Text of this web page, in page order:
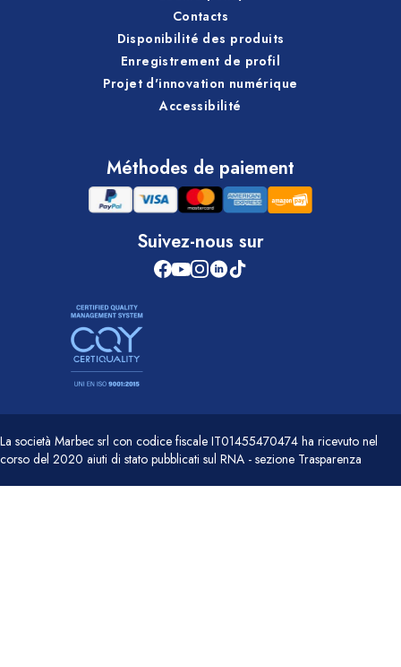
Contacts
Disponibilité des produits
Enregistrement de profil
Projet d'innovation numérique
Accessibilité
Méthodes de paiement
Suivez-nous sur
La società Marbec srl con codice fiscale IT01455470474 ha ricevuto nel
corso del 2020 aiuti di stato pubblicati sul RNA - sezione Trasparenza